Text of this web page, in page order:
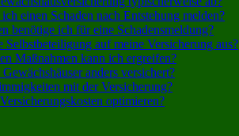
einen Schaden nach Entstehung melden?
benötige ich für eine Schadensmeldung?
auf meine Versicherung aus?
Maßnahmen kann ich ergreifen?
anders versichert?
mit der Versicherung?
optimieren?